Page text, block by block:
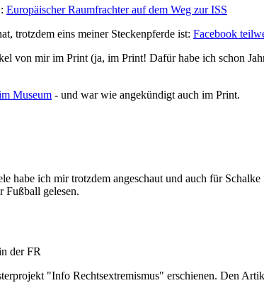
Europäischer Raumfrachter auf dem Weg zur ISS
trotzdem eins meiner Steckenpferde ist: Facebook
von mir im Print (ja, im Print! Dafür habe ich schon
Museum - und war wie angekündigt auch im Print.
ich mir trotzdem angeschaut und auch für
Fußball gelesen.
der FR
"Info Rechtsextremismus" erschienen. Den